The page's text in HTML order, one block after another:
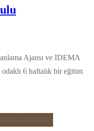
Ajansı ve IDEMA
6 haftalık bir eğitim